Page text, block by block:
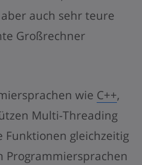
auch sehr teure
Großrechner
wie C++,
Multi-Threading
gleichzeitig
Programmiersprachen